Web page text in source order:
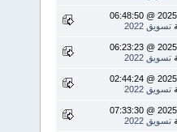
2025-12-
تسويق 2022
2025-12-
تسويق 2022
2025-12-
تسويق 2022
2025-12-
تسويق 2022